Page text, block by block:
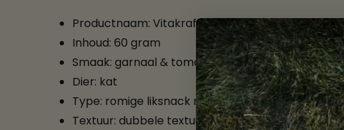
Productnaam: Vitakraft Licks & Bits Garnaal
Inhoud: 60 gram
Smaak: garnaal & tomaat
Dier: kat
Type: romige liksnack met zachte stukjes
Textuur: dubbele textuur